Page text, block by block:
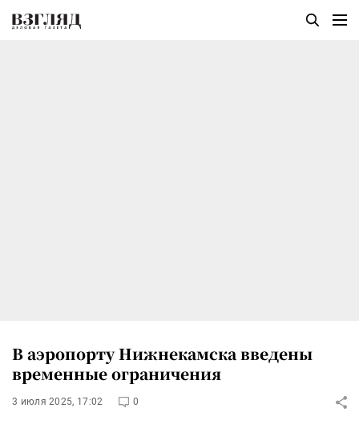
В аэропорту Нижнекамска введены
временные ограничения
3 июля 2025, 17:02 0